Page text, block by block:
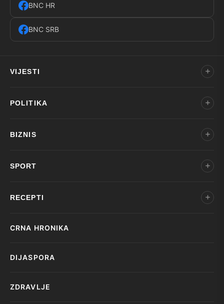
BNC HR
BNC SRB
VIJESTI
POLITIKA
BIZNIS
SPORT
RECEPTI
CRNA HRONIKA
DIJASPORA
ZDRAVLJE